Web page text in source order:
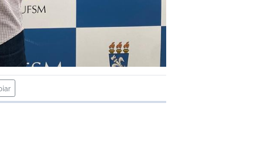
área de transferência